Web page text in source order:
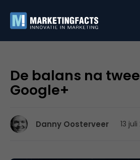
De balans na
Google+
Danny Oosterveer 13 juli